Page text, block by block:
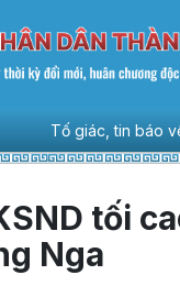
Tố giác, tin báo
tối
Nga